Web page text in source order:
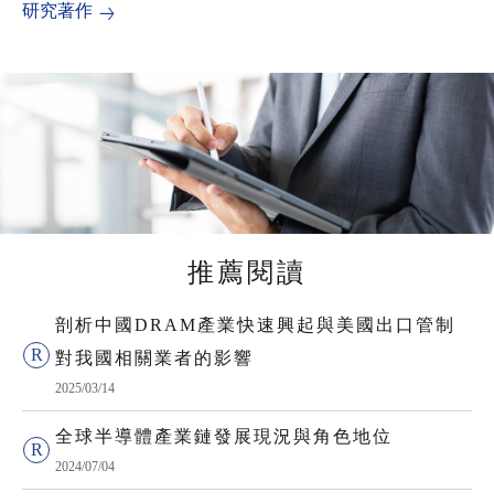
研究著作
推薦閱讀
剖析中國DRAM產業快速興起與美國出口管制
對我國相關業者的影響
2025/03/14
全球半導體產業鏈發展現況與角色地位
2024/07/04